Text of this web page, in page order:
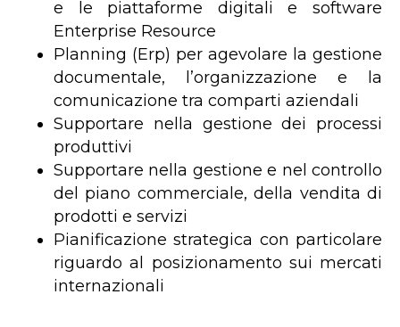
e le piattaforme digitali e software
Enterprise Resource
Planning (Erp) per agevolare la gestione
documentale, l’organizzazione e la
comunicazione tra comparti aziendali
Supportare nella gestione dei processi
produttivi
Supportare nella gestione e nel controllo
del piano commerciale, della vendita di
prodotti e servizi
Pianificazione strategica con particolare
riguardo al posizionamento sui mercati
internazionali